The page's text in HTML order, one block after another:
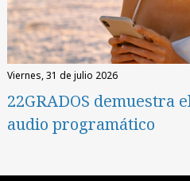
viernes, 31 de julio 2026
22GRADOS demuestra
audio programático